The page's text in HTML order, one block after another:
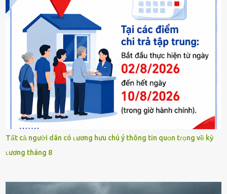
Tất cả người dân có ʟương hưu chú ý thông tin quɑn tɾọng về kỳ
ʟương tháng 8